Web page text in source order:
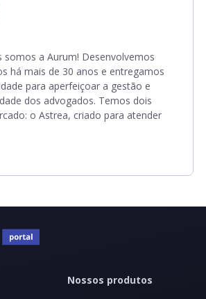
somos a Aurum! Desenvolvemos
há mais de 30 anos e entregamos
para aperfeiçoar a gestão e
dos advogados. Temos dois
o Astrea, criado para atender
Nossos produtos